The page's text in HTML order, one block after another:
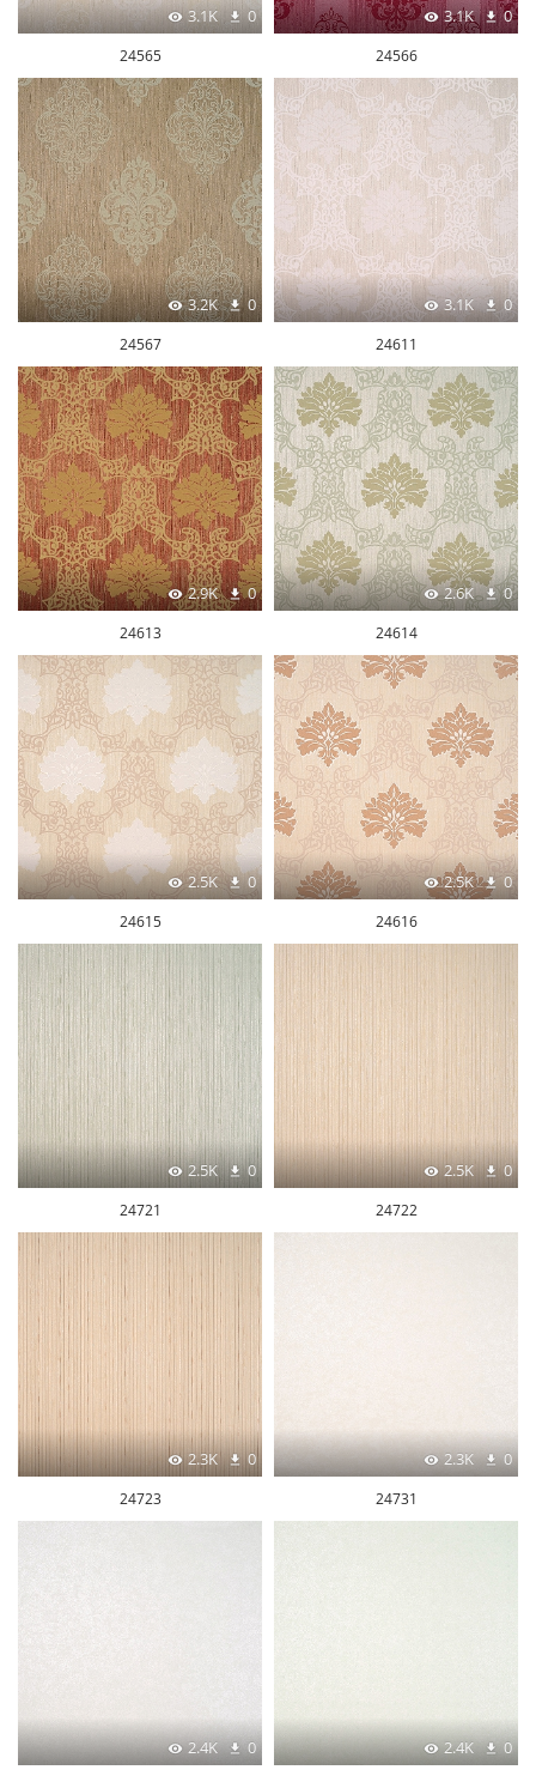
3.1K 0
24565
3.1K 0
24566
3.2K 0
24567
3.1K 0
24611
2.9K 0
24613
2.6K 0
24614
2.5K 0
24615
2.5K 0
24616
2.5K 0
24721
2.5K 0
24722
2.3K 0
24723
2.3K 0
24731
2.4K 0 2.4K 0